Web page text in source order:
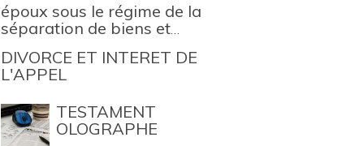
époux sous le régime de la
séparation de biens et
mariage
DIVORCE ET INTERET DE
L'APPEL
TESTAMENT
OLOGRAPHE